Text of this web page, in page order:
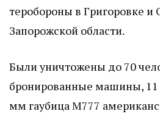
теробороны в Григоровке и
Запорожской области.
Были уничтожены до 70
бронированные машины, 11
мм гаубица М777